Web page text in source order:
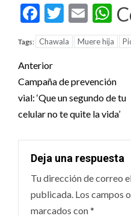
Facebook
Twitter
Tags: Chawala Muere hija
Post
navigation
Anterior
Campaña de prevención
vial: ‘Que un segundo de tu
celular no te quite la vida’
Deja una respuesta
Tu dirección de correo
publicada. Los campos
marcados con*